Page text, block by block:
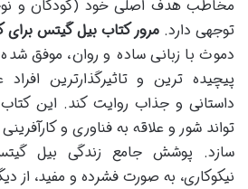
مخاطب هدف اصلی خود (کودکان و
توجهی دارد. مرور کتاب بیل گیتس برای
دموث با زبانی ساده و روان، موفق
پیچیده ترین و تاثیرگذارترین
داستانی و جذاب روایت کند. این
تواند شور و علاقه به فناوری و
سازد. پوشش جامع زندگی بیل
نیکوکاری، به صورت فشرده و مفید، از